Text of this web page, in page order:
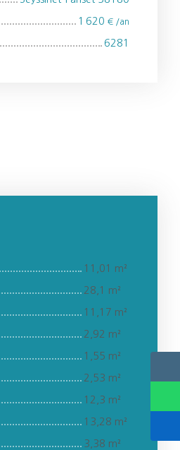
1 620 € /an
6281
11,01 m²
28,1 m²
11,17 m²
2,92 m²
1,55 m²
2,53 m²
12,3 m²
13,28 m²
3,38 m²